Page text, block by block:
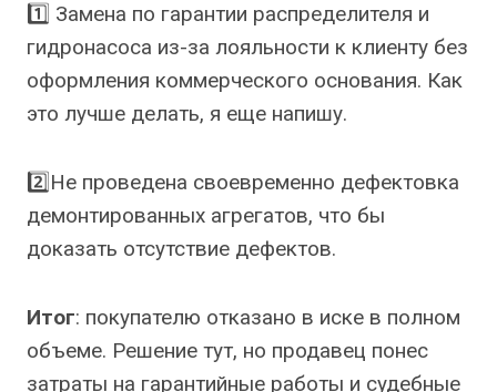
1️⃣ Замена по гарантии распределителя и
гидронасоса из-за лояльности к клиенту без
оформления коммерческого основания. Как
это лучше делать, я еще напишу.
2️⃣Не проведена своевременно дефектовка
демонтированных агрегатов, что бы
доказать отсутствие дефектов.
Итог: покупателю отказано в иске в полном
объеме. Решение тут, но продавец понес
затраты на гарантийные работы и судебные